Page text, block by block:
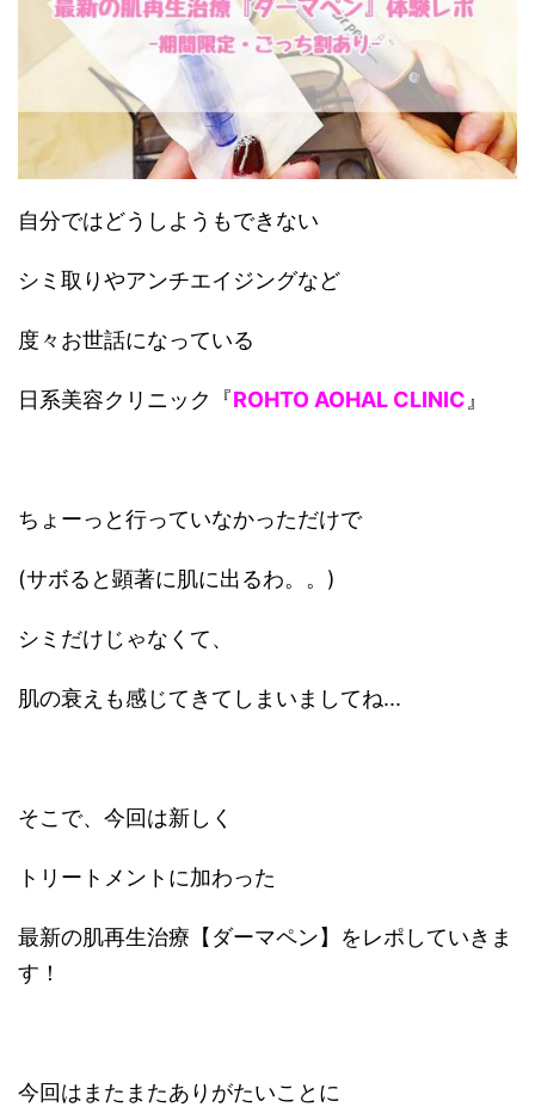
自分ではどうしようもできない
シミ取りやアンチエイジングなど
度々お世話になっている
日系美容クリニック『ROHTO AOHAL CLINIC』
ちょーっと行っていなかっただけで
(サボると顕著に肌に出るわ。。)
シミだけじゃなくて、
肌の衰えも感じてきてしまいましてね...
そこで、今回は新しく
トリートメントに加わった
最新の肌再生治療【ダーマペン】をレポしていきま
す！
今回はまたまたありがたいことに